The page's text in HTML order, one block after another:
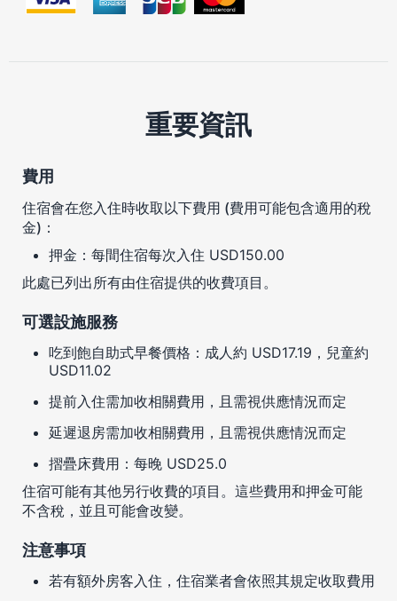
重要資訊
費用
住宿會在您入住時收取以下費用 (費用可能包含適用的稅
金)：
押金：每間住宿每次入住 USD150.00
此處已列出所有由住宿提供的收費項目。
可選設施服務
吃到飽自助式早餐價格：成人約 USD17.19，兒童約
USD11.02
提前入住需加收相關費用，且需視供應情況而定
延遲退房需加收相關費用，且需視供應情況而定
摺疊床費用：每晚 USD25.0
住宿可能有其他另行收費的項目。這些費用和押金可能
不含稅，並且可能會改變。
注意事項
若有額外房客入住，住宿業者會依照其規定收取費用